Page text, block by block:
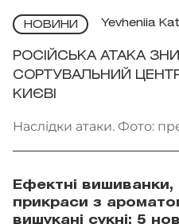
НОВИНИ Yevheniia
РОСІЙСЬКА АТАКА
СОРТУВАЛЬНИЙ
КИЄВІ
Наслідки атаки. Фото:
Ефектні вишиванки,
прикраси з
вишукані сукні: 5